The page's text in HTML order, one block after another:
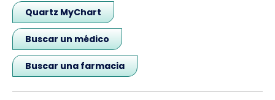
Quartz MyChart
Buscar un médico
Buscar una farmacia